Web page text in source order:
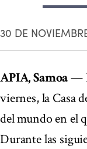
30 DE
APIA, Samoa—
viernes, la Casa
del mundo en el
Durante las